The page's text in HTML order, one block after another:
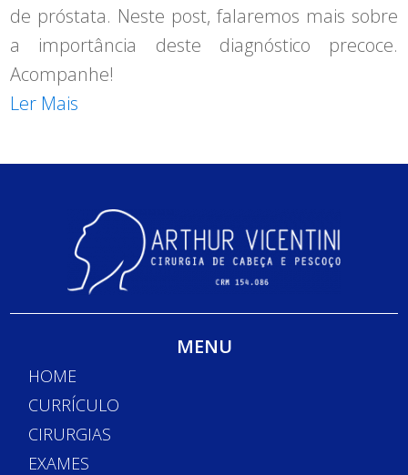
de próstata. Neste post, falaremos mais sobre
a importância deste diagnóstico precoce.
Acompanhe!
Ler Mais
MENU
HOME
CURRÍCULO
CIRURGIAS
EXAMES